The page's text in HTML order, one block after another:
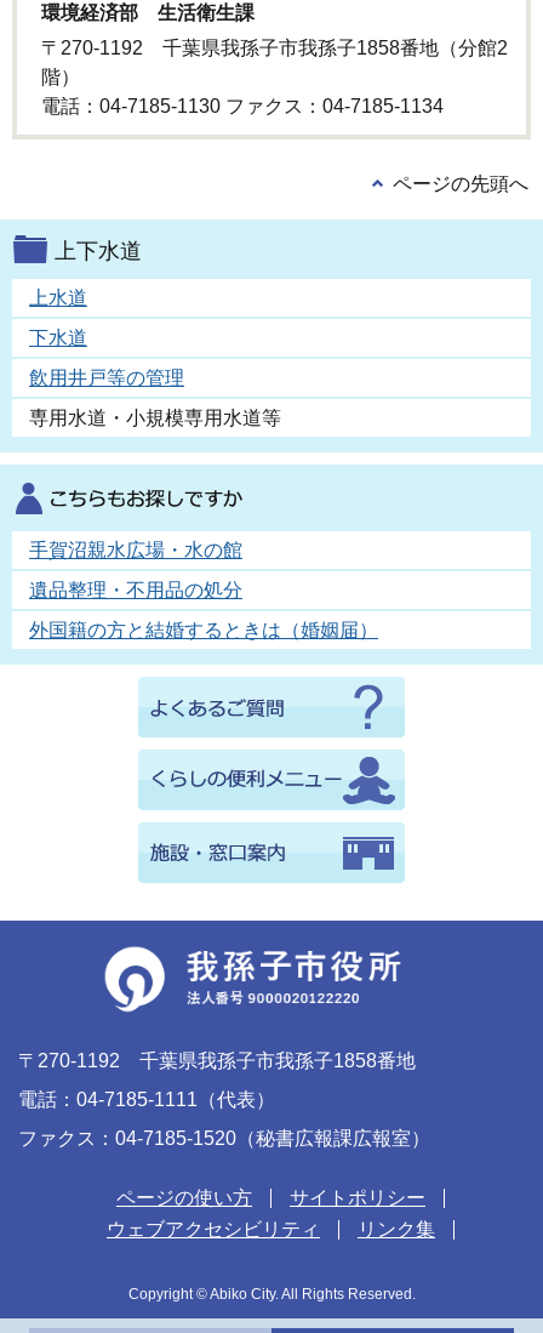
環境経済部 生活衛生課
〒270-1192 千葉県我孫子市我孫子1858番地（分館2
階）
電話：04-7185-1130 ファクス：04-7185-1134
ページの先頭へ
上下水道
上水道
下水道
飲用井戸等の管理
専用水道・小規模専用水道等
手賀沼親水広場・水の館
遺品整理・不用品の処分
外国籍の方と結婚するときは（婚姻届）
〒270-1192 千葉県我孫子市我孫子1858番地
電話：04-7185-1111（代表）
ファクス：04-7185-1520（秘書広報課広報室）
ページの使い方
サイトポリシー
ウェブアクセシビリティ
リンク集
Copyright © Abiko City. All Rights Reserved.